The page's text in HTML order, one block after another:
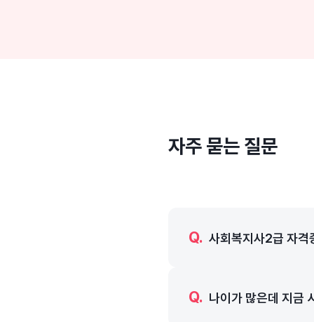
자주 묻는 질문
Q. 사회복지사2급 자격
A.
학습자의 최종 학력
Q. 나이가 많은데 지금